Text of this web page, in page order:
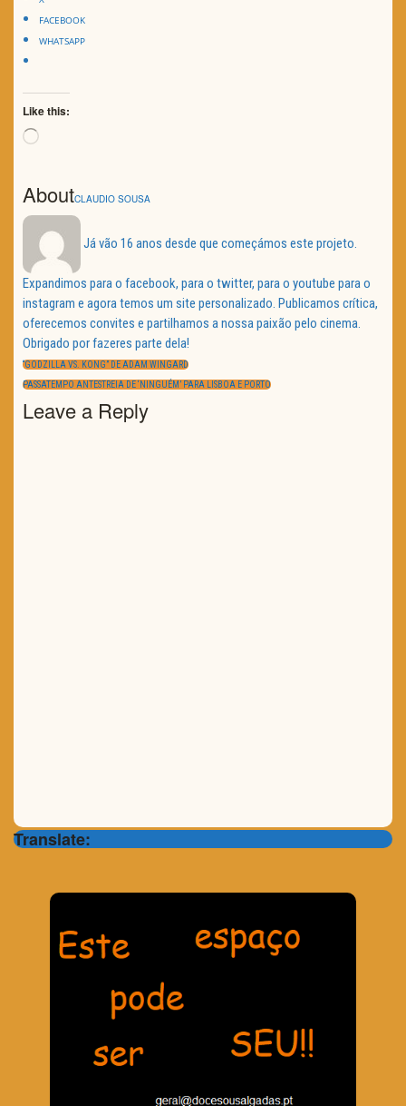
FACEBOOK
WHATSAPP
Like this:
Loading…
AboutCLAUDIO SOUSA
Já vão 16 anos desde que começámos este projeto.
Expandimos para o facebook, para o twitter, para o youtube para o
instagram e agora temos um site personalizado. Publicamos crítica,
oferecemos convites e partilhamos a nossa paixão pelo cinema.
Obrigado por fazeres parte dela!
Navegação
de
artigos
PREVIOUS
“GODZILLA VS. KONG” DE ADAM WINGARD
NEXT
PASSATEMPO ANTESTREIA DE ‘NINGUÉM’ PARA LISBOA E PORTO
Leave a Reply
Translate: